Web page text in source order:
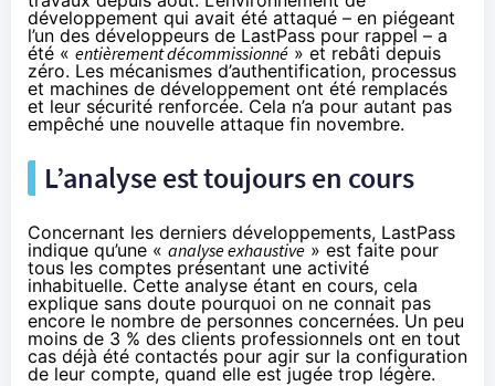
développement qui avait été attaqué – en piégeant
l’un des développeurs de LastPass pour rappel – a
été « entièrement décommissionné » et rebâti depuis
zéro. Les mécanismes d’authentification, processus
et machines de développement ont été remplacés
et leur sécurité renforcée. Cela n’a pour autant pas
empêché une nouvelle attaque fin novembre.
L’analyse est toujours en cours
Concernant les derniers développements, LastPass
indique qu’une « analyse exhaustive » est faite pour
tous les comptes présentant une activité
inhabituelle. Cette analyse étant en cours, cela
explique sans doute pourquoi on ne connait pas
encore le nombre de personnes concernées. Un peu
moins de 3 % des clients professionnels ont en tout
cas déjà été contactés pour agir sur la configuration
de leur compte, quand elle est jugée trop légère.